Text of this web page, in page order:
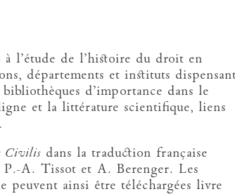
à l’étude de l’histoire du droit en
départements et instituts
d’importance dans le
et la littérature scientifique, liens
Civilisdans la traduction française
A. Tissot et A. Berenger. Les
peuvent ainsi être téléchargées livre